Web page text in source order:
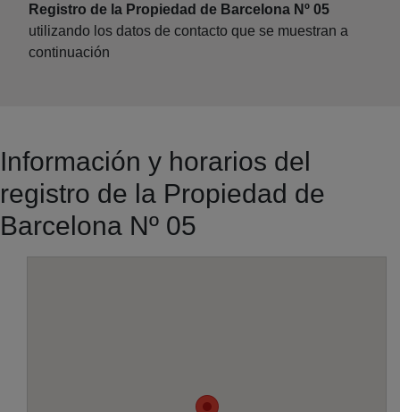
Registro de la Propiedad de Barcelona Nº 05
utilizando los datos de contacto que se muestran a
continuación
Información y horarios del
registro de la Propiedad de
Barcelona Nº 05